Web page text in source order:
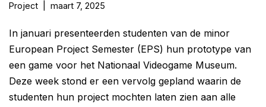
Project maart 7, 2025
In januari presenteerden studenten van de minor
European Project Semester (EPS) hun prototype van
een game voor het Nationaal Videogame Museum.
Deze week stond er een vervolg gepland waarin de
studenten hun project mochten laten zien aan alle